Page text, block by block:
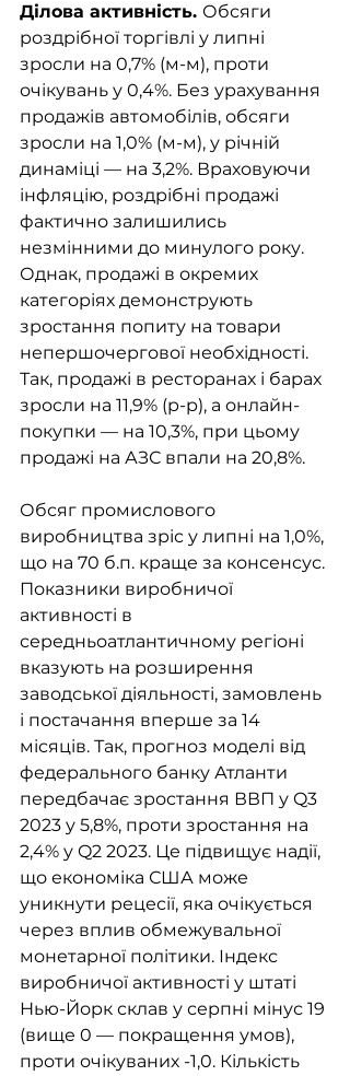
Ділова активність. Обсяги
роздрібної торгівлі у липні
зросли на 0,7% (м-м), проти
очікувань у 0,4%. Без урахування
продажів автомобілів, обсяги
зросли на 1,0% (м-м), у річній
динаміці — на 3,2%. Враховуючи
інфляцію, роздрібні продажі
фактично залишились
незмінними до минулого року.
Однак, продажі в окремих
категоріях демонструють
зростання попиту на товари
непершочергової необхідності.
Так, продажі в ресторанах і барах
зросли на 11,9% (р-р), а онлайн-
покупки — на 10,3%, при цьому
продажі на АЗС впали на 20,8%.
Обсяг промислового
виробництва зріс у липні на 1,0%,
що на 70 б.п. краще за консенсус.
Показники виробничої
активності в
середньоатлантичному регіоні
вказують на розширення
заводської діяльності, замовлень
і постачання вперше за 14
місяців. Так, прогноз моделі від
федерального банку Атланти
передбачає зростання ВВП у Q3
2023 у 5,8%, проти зростання на
2,4% у Q2 2023. Це підвищує надії,
що економіка США може
уникнути рецесії, яка очікується
через вплив обмежувальної
монетарної політики. Індекс
виробничої активності у штаті
Нью-Йорк склав у серпні мінус 19
(вище 0 — покращення умов),
проти очікуваних -1,0. Кількість